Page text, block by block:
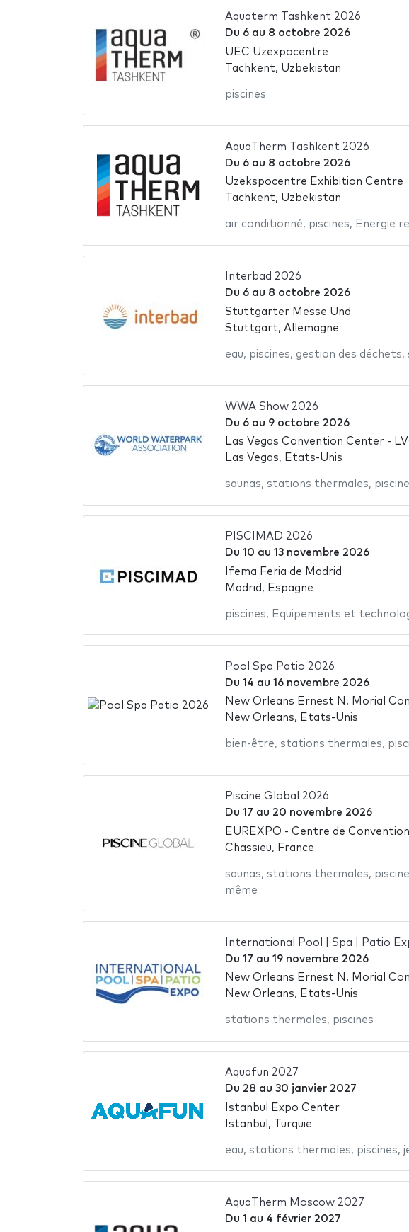
Aquaterm Tashkent 2026
Du 6au 8 octobre 2026
UEC Uzexpocentre
Tachkent, Uzbekistan
piscines
AquaTherm Tashkent 2026
Du 6au 8 octobre 2026
Uzekspocentre Exhibition Centre
Tachkent, Uzbekistan
air conditionné, piscines, Energie
Interbad 2026
Du 6au 8 octobre 2026
Stuttgarter Messe Und
Stuttgart, Allemagne
eau, piscines, gestion des déchets,
WWA Show 2026
Du 6au 9 octobre 2026
Las Vegas Convention Center -
Las Vegas, Etats-Unis
saunas, stations thermales,
PISCIMAD 2026
Du 10 au 13 novembre 2026
Ifema Feria de Madrid
Madrid, Espagne
piscines, Equipements et
Pool Spa Patio 2026
Du 14 au 16 novembre 2026
New Orleans Ernest N. Morial
New Orleans, Etats-Unis
bien-être, stations thermales,
Piscine Global 2026
Du 17 au 20 novembre 2026
EUREXPO - Centre de
Chassieu, France
saunas, stations thermales,
même
International Pool | Spa | Patio
Du 17 au 19 novembre 2026
New Orleans Ernest N. Morial
New Orleans, Etats-Unis
stations thermales, piscines
Aquafun 2027
Du 28 au 30 janvier 2027
Istanbul Expo Center
Istanbul, Turquie
eau, stations thermales, piscines,
AquaTherm Moscow 2027
Du 1 au 4 février 2027